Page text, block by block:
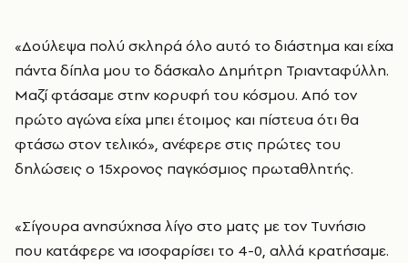
«Δούλεψα πολύ σκληρά όλο αυτό το διάστημα και είχα
πάντα δίπλα μου το δάσκαλο Δημήτρη Τριανταφύλλη.
Μαζί φτάσαμε στην κορυφή του κόσμου. Από τον
πρώτο αγώνα είχα μπει έτοιμος και πίστευα ότι θα
φτάσω στον τελικό», ανέφερε στις πρώτες του
δηλώσεις ο 15χρονος παγκόσμιος πρωταθλητής.
«Σίγουρα ανησύχησα λίγο στο ματς με τον Τυνήσιο
που κατάφερε να ισοφαρίσει το 4-0, αλλά κρατήσαμε.